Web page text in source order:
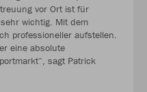
vor Ort ist für
wichtig. Mit dem
professioneller aufstellen.
eine absolute
sagt Patrick